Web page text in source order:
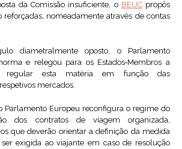
da Comissão insuficiente, o BEUCpropôs
reforçadas, nomeadamente através de contas
diametralmente oposto, o Parlamento
e relegou para os Estados‑Membros a
regular esta matéria em função das
mercados.
Parlamento Europeu reconfigura o regime do
dos contratos de viagem organizada,
que deverão orientar a definição da medida
exigida ao viajante em caso de resolução